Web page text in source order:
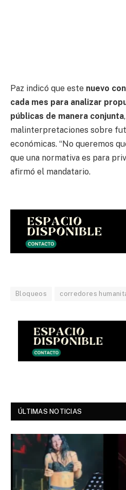
Paz indicó que este nuevo
cada mes para analizar
públicas de manera conjunta
malinterpretaciones sobre
económicas. “No queremos
que una normativa es para
afirmó el mandatario.
Bloqueos corredores
ÚLTIMAS NOTICIAS